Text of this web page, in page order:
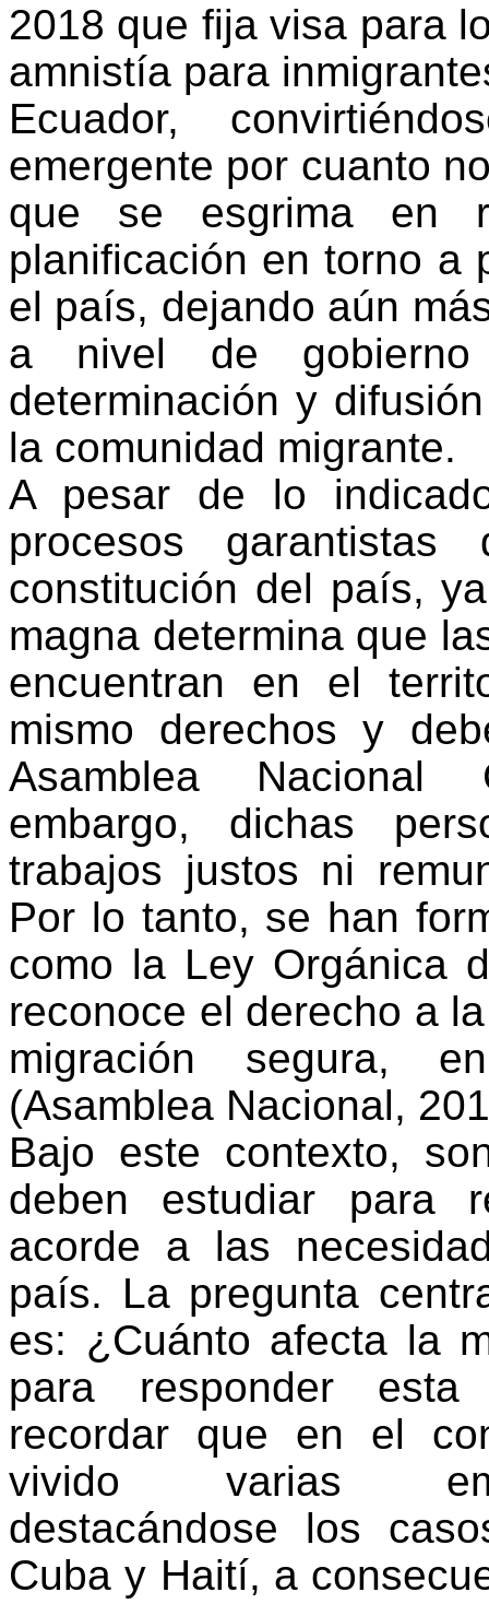
2018 que fija visa para
amnistía para
Ecuador,
emergente por cuanto
que se esgrima en
planificación en torno a
el país, dejando aún
a nivel de
determinación y
la comunidad migrante.
A pesar de lo
procesos
constitución del país,
magna determina que
encuentran en el
mismo derechos y
Asamblea Nacional
embargo, dichas
trabajos justos ni
Por lo tanto, se han
como la Ley Orgánica
reconoce el derecho a
migración segura,
(Asamblea Nacional,
Bajo este contexto,
deben estudiar para
acorde a las
país. La pregunta
es: ¿Cuánto afecta la
para responder esta
recordar que en el
vivido varias
destacándose los
Cuba y Haití, a